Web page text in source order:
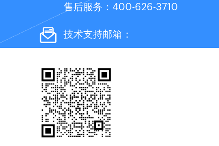
售后服务：400-626-3710
技术支持邮箱：